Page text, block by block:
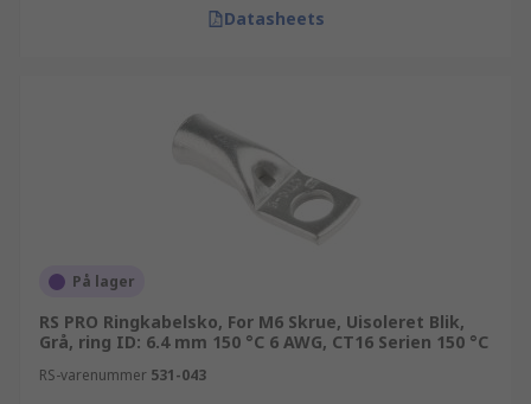
Datasheets
På lager
RS PRO Ringkabelsko, For M6 Skrue, Uisoleret Blik,
Grå, ring ID: 6.4 mm 150 °C 6 AWG, CT16 Serien 150 °C
RS-varenummer 531-043